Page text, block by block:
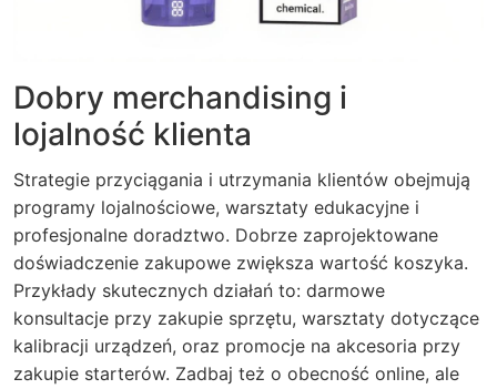
Dobry merchandising i
lojalność klienta
Strategie przyciągania i utrzymania klientów obejmują
programy lojalnościowe, warsztaty edukacyjne i
profesjonalne doradztwo. Dobrze zaprojektowane
doświadczenie zakupowe zwiększa wartość koszyka.
Przykłady skutecznych działań to: darmowe
konsultacje przy zakupie sprzętu, warsztaty dotyczące
kalibracji urządzeń, oraz promocje na akcesoria przy
zakupie starterów. Zadbaj też o obecność online, ale